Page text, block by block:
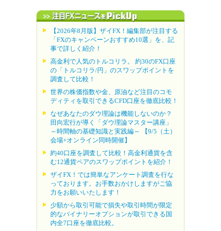
【2026年8月版】ザイFX！編集部が注目する
「FXのキャンペーンおすすめ10選」を、記
事で詳しく紹介！
高金利で人気のトルコリラ。 約30のFX口座
の「トルコリラ/円」のスワップポイントを
調査して比較！
世界の株価指数や金、原油など注目のコモ
ディティを取引できるCFD口座を徹底比較！
なぜあなたのダウ理論は機能しないのか？
田向宏行が導く「ダウ理論マスター講座」
～時間軸の基礎知識と実践編～ 【9/5（土）
会場+オンライン同時開催】
約40口座を調査して比較！高金利通貨を含
む12通貨ペアのスワップポイントを紹介！
ザイFX！では簡単なアンケート調査を行な
っております。お手数おかけしますがご協
力をお願いいたします！
少額から取引可能で損失や取引時間が限定
的なバイナリーオプションが取引できる国
内全7口座を徹底比較。